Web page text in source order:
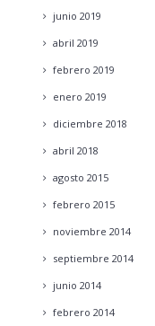
junio 2019
abril 2019
febrero 2019
enero 2019
diciembre 2018
abril 2018
agosto 2015
febrero 2015
noviembre 2014
septiembre 2014
junio 2014
febrero 2014